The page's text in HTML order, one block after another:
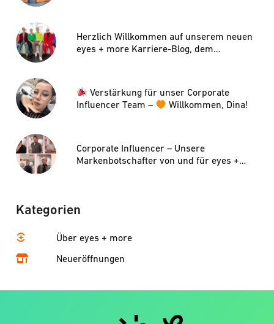
Herzlich Willkommen auf unserem neuen
eyes + more Karriere-Blog, dem
Verstärkung für unser Corporate
Influencer Team –
Willkommen, Dina!
Corporate Influencer – Unsere
Markenbotschafter von und für eyes +
Kategorien
Über eyes + more
Neueröffnungen